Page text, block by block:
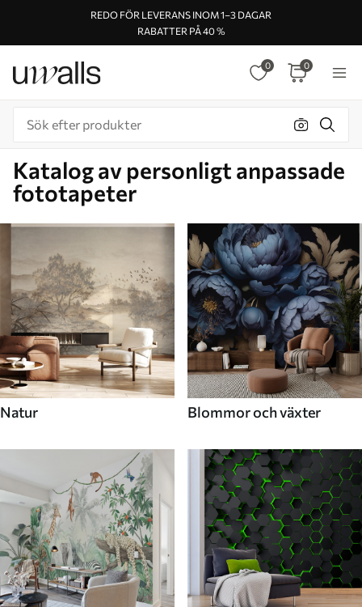
REDO FÖR LEVERANS INOM 1–3 DAGAR
RABATTER PÅ 40 %
0 0
Katalog av personligt anpassade
fototapeter
Natur Blommor och växter